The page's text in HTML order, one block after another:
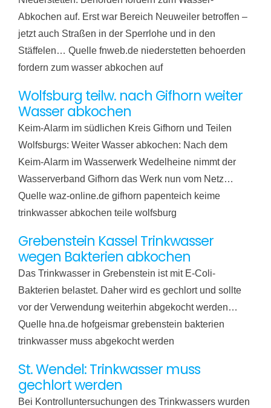
Abkochen auf. Erst war Bereich Neuweiler betroffen –
jetzt auch Straßen in der Sperrlohe und in den
Stäffelen… Quelle fnweb.de niederstetten behoerden
fordern zum wasser abkochen auf
Wolfsburg teilw. nach Gifhorn weiter
Wasser abkochen
Keim-Alarm im südlichen Kreis Gifhorn und Teilen
Wolfsburgs: Weiter Wasser abkochen: Nach dem
Keim-Alarm im Wasserwerk Wedelheine nimmt der
Wasserverband Gifhorn das Werk nun vom Netz…
Quelle waz-online.de gifhorn papenteich keime
trinkwasser abkochen teile wolfsburg
Grebenstein Kassel Trinkwasser
wegen Bakterien abkochen
Das Trinkwasser in Grebenstein ist mit E-Coli-
Bakterien belastet. Daher wird es gechlort und sollte
vor der Verwendung weiterhin abgekocht werden…
Quelle hna.de hofgeismar grebenstein bakterien
trinkwasser muss abgekocht werden
St. Wendel: Trinkwasser muss
gechlort werden
Bei Kontrolluntersuchungen des Trinkwassers wurden